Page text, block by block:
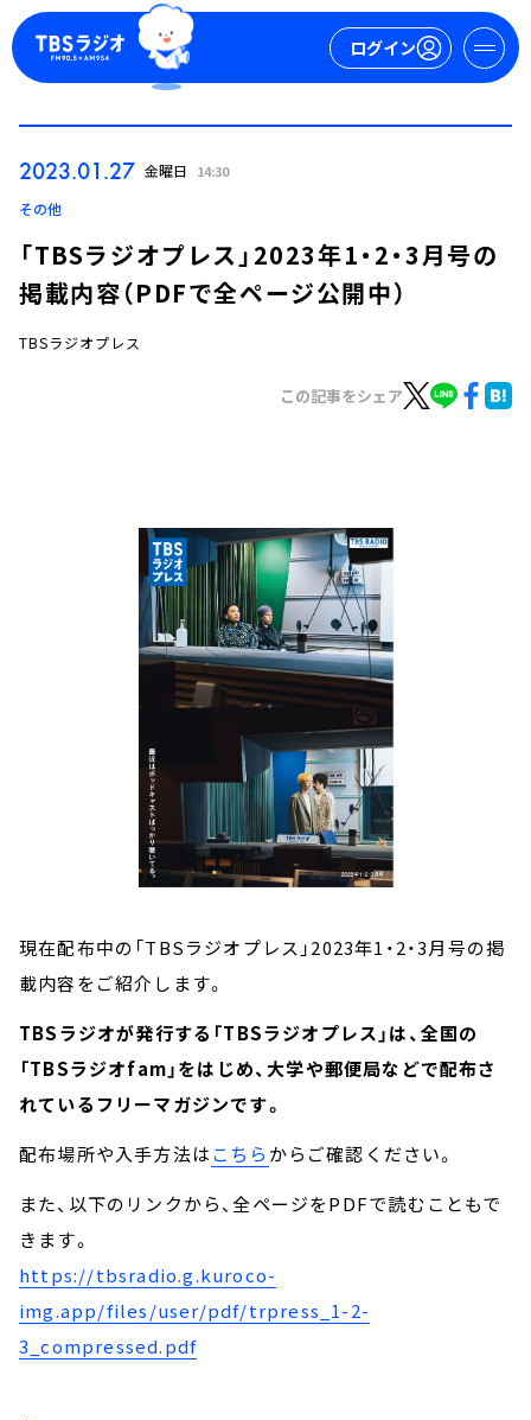
ログイン
お知らせ
イベント・グッズ
YouTube
会社情報
2023.01.27 金曜日 14:30
その他
「TBSラジオプレス」2023年1・2・3月号の
掲載内容（PDFで全ページ公開中）
TBSラジオプレス
この記事をシェア
現在配布中の「TBSラジオプレス」2023年1・2・3月号の掲
載内容をご紹介します。
TBSラジオが発行する「TBSラジオプレス」は、全国の
「TBSラジオfam」をはじめ、大学や郵便局などで配布さ
れているフリーマガジンです。
配布場所や入手方法はこちら からご確認ください。
また、以下のリンクから、全ページをPDFで読むこともで
きます。
https://tbsradio.g.kuroco-
img.app/files/user/pdf/trpress_1-2-
3_compressed.pdf